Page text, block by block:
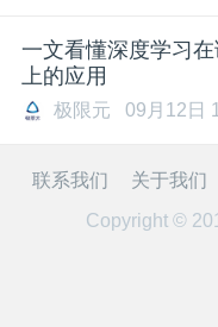
课
动
一文看懂深度学习
上的应用
极限元 09月12日
联系我们 关于我们
Copyright ©